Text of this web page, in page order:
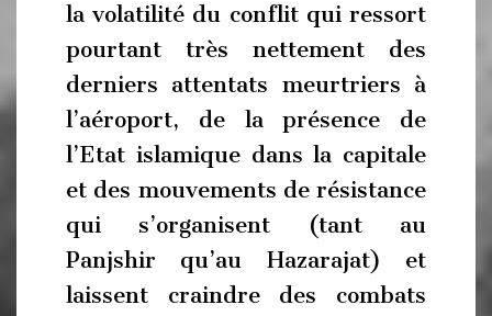
la volatilité du conflit qui ressort
pourtant très nettement des
derniers attentats meurtriers à
l’aéroport, de la présence de
l’Etat islamique dans la capitale
et des mouvements de résistance
qui s’organisent (tant au
Panjshir qu’au Hazarajat) et
laissent craindre des combats